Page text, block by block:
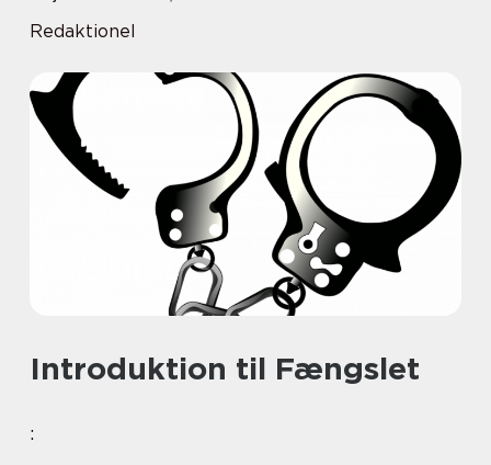
Redaktionel
Introduktion til Fængslet
: